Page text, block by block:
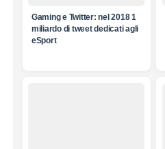
Gaming e Twitter: nel 2018 1
miliardo di tweet dedicati agli
eSport